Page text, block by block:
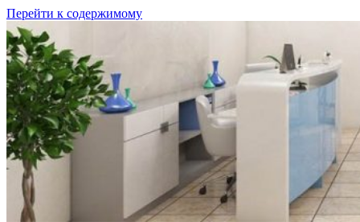
Перейти к содержимому